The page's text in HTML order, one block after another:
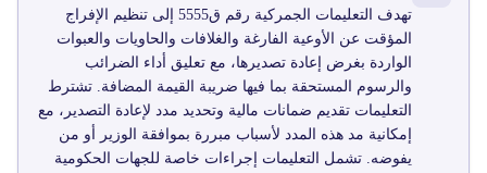
تهدف التعليمات الجمركية رقم ق5555 إلى تنظيم الإفراج
المؤقت عن الأوعية الفارغة والغلافات والحاويات والعبوات
الواردة بغرض إعادة تصديرها، مع تعليق أداء الضرائب
والرسوم المستحقة بما فيها ضريبة القيمة المضافة. تشترط
التعليمات تقديم ضمانات مالية وتحديد مدد لإعادة التصدير، مع
إمكانية مد هذه المدد لأسباب مبررة بموافقة الوزير أو من
يفوضه. تشمل التعليمات إجراءات خاصة للجهات الحكومية